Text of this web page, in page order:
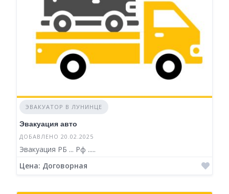
ЭВАКУАТОР В ЛУНИНЦЕ
Эвакуация авто
ДОБАВЛЕНО 20.02.2025
Эвакуация РБ ... Рф .....
Цена: Договорная